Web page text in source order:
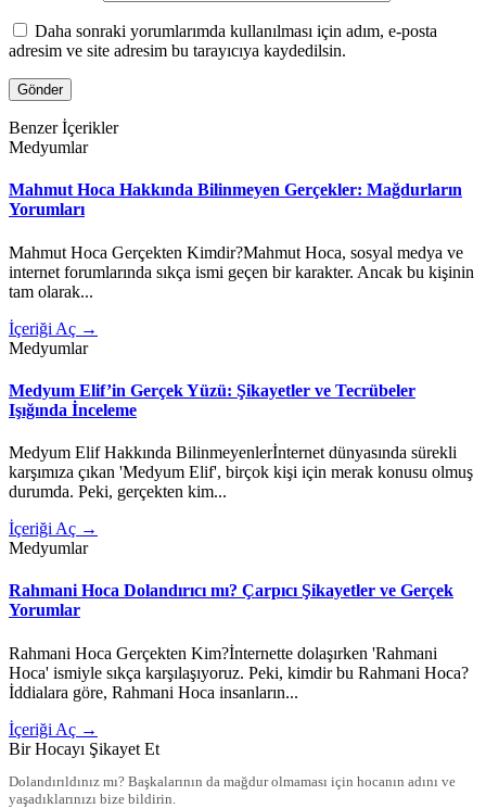
Daha sonraki yorumlarımda kullanılması için adım, e-posta
adresim ve site adresim bu tarayıcıya kaydedilsin.
Benzer İçerikler
Medyumlar
Mahmut Hoca Hakkında Bilinmeyen Gerçekler: Mağdurların
Yorumları
Mahmut Hoca Gerçekten Kimdir?Mahmut Hoca, sosyal medya ve
internet forumlarında sıkça ismi geçen bir karakter. Ancak bu kişinin
tam olarak...
İçeriği Aç →
Medyumlar
Medyum Elif’in Gerçek Yüzü: Şikayetler ve Tecrübeler
Işığında İnceleme
Medyum Elif Hakkında Bilinmeyenlerİnternet dünyasında sürekli
karşımıza çıkan 'Medyum Elif', birçok kişi için merak konusu olmuş
durumda. Peki, gerçekten kim...
İçeriği Aç →
Medyumlar
Rahmani Hoca Dolandırıcı mı? Çarpıcı Şikayetler ve Gerçek
Yorumlar
Rahmani Hoca Gerçekten Kim?İnternette dolaşırken 'Rahmani
Hoca' ismiyle sıkça karşılaşıyoruz. Peki, kimdir bu Rahmani Hoca?
İddialara göre, Rahmani Hoca insanların...
İçeriği Aç →
Bir Hocayı Şikayet Et
Dolandırıldınız mı? Başkalarının da mağdur olmaması için hocanın adını ve
yaşadıklarınızı bize bildirin.